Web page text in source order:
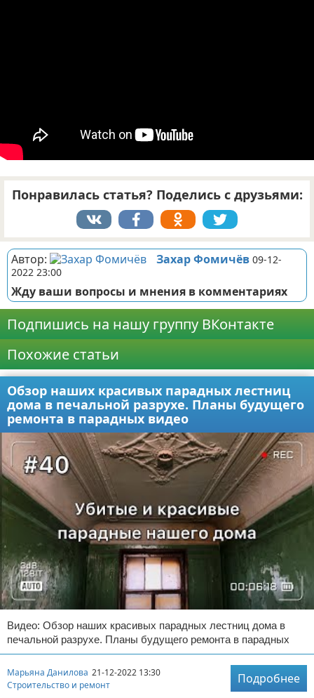
Понравилась статья? Поделись с друзьями:
Автор: Захар Фомичёв 09-12-
2022 23:00
Жду ваши вопросы и мнения в комментариях
Подпишись на нашу группу ВКонтакте
Похожие статьи
Обзор наших красивых парадных лестниц
дома в печальной разрухе. Планы будущего
ремонта в парадных видео
Видео: Обзор наших красивых парадных лестниц дома в
печальной разрухе. Планы будущего ремонта в парадных
Марьяна Данилова 21-12-2022 13:30
Строительство и ремонт
Подробнее